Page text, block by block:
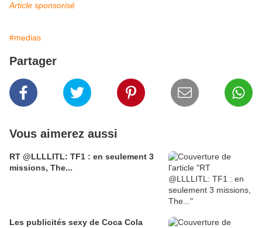
Article sponsorisé
#medias
Partager
Vous aimerez aussi
RT @LLLLITL: TF1 : en seulement 3
missions, The...
Les publicités sexy de Coca Cola